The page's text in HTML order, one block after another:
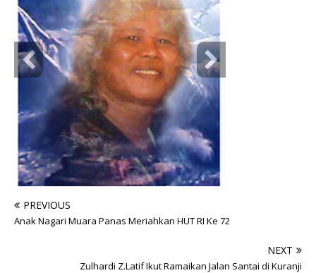
PREVIOUS
Anak Nagari Muara Panas Meriahkan HUT RI Ke 72
NEXT
Zulhardi Z.Latif Ikut Ramaikan Jalan Santai di Kuranji